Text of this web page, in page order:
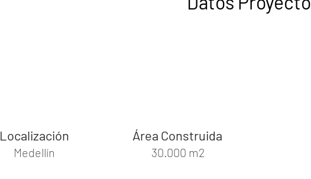
Localización
Medellín
Área Construida
30.000 m2